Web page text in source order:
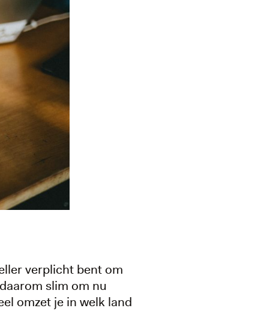
verplicht bent om
slim om nu
omzet je in welk land